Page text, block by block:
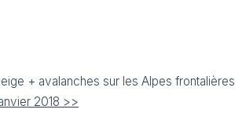
+ avalanches sur les Alpes frontalières
2018 >>